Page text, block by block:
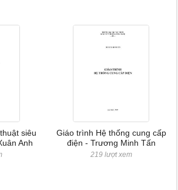
siêu
Anh
Giáo trình Hệ thống cung cấp
điện - Trương Minh Tấn
219 lượt xem